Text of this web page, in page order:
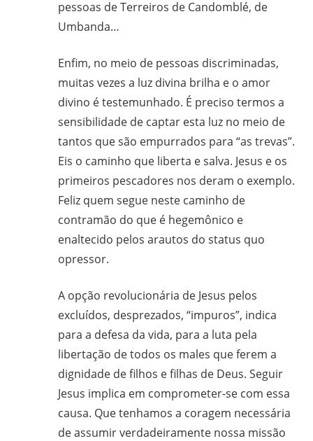
pessoas de Terreiros de Candomblé, de
Umbanda…
Enfim, no meio de pessoas discriminadas,
muitas vezes a luz divina brilha e o amor
divino é testemunhado. É preciso termos a
sensibilidade de captar esta luz no meio de
tantos que são empurrados para “as trevas”.
Eis o caminho que liberta e salva. Jesus e os
primeiros pescadores nos deram o exemplo.
Feliz quem segue neste caminho de
contramão do que é hegemônico e
enaltecido pelos arautos do status quo
opressor.
A opção revolucionária de Jesus pelos
excluídos, desprezados, “impuros”, indica
para a defesa da vida, para a luta pela
libertação de todos os males que ferem a
dignidade de filhos e filhas de Deus. Seguir
Jesus implica em comprometer-se com essa
causa. Que tenhamos a coragem necessária
de assumir verdadeiramente nossa missão